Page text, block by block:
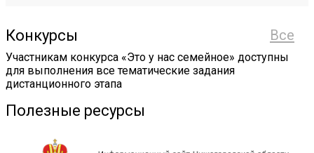
Все
Конкурсы
Участникам конкурса «Это у нас семейное» доступны
для выполнения все тематические задания
дистанционного этапа
Полезные ресурсы